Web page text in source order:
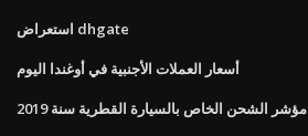
استعراض dhgate
أسعار العملات الأجنبية في أوغندا اليوم
ﻣﺆﺷﺮ اﻟﺸﺤﻦ اﻟﺨﺎص ﺑﺎﻟﺴﻴﺎرة اﻟﻘﻄﺮﻳﺔ ﺳﻨﺔ 2019